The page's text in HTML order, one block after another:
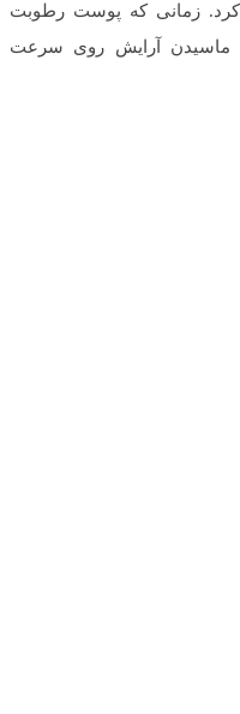
زمانی که پوست رطوبت
ماسیدن آرایش روی سرعت